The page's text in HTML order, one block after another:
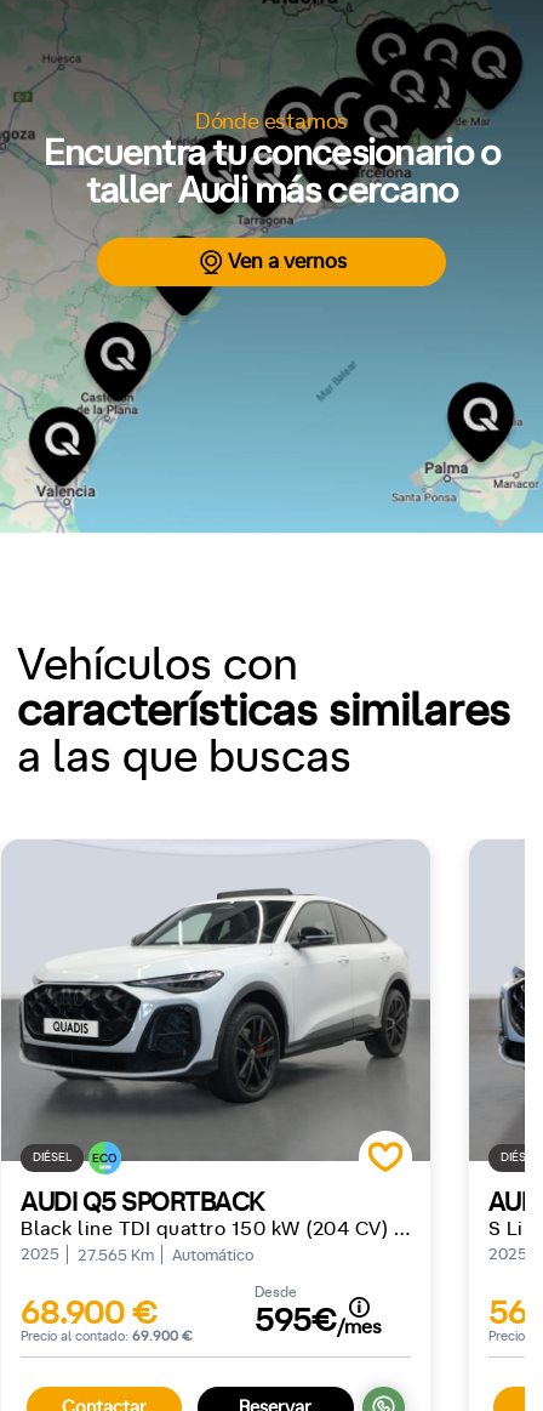
Dónde estamos
Encuentra tu concesionario o
taller Audi más cercano
Ven a vernos
Vehículos con
características similares
a las que buscas
DIÉSEL ECO
AUDI Q5 SPORTBACK
Black line TDI quattro 150 kW (204 CV) S tronic
2025 27.565 Km Automático
68.900 €
Precio al contado: 69.900 €
Desde
595€/mes
DIÉSEL
2025
Precio